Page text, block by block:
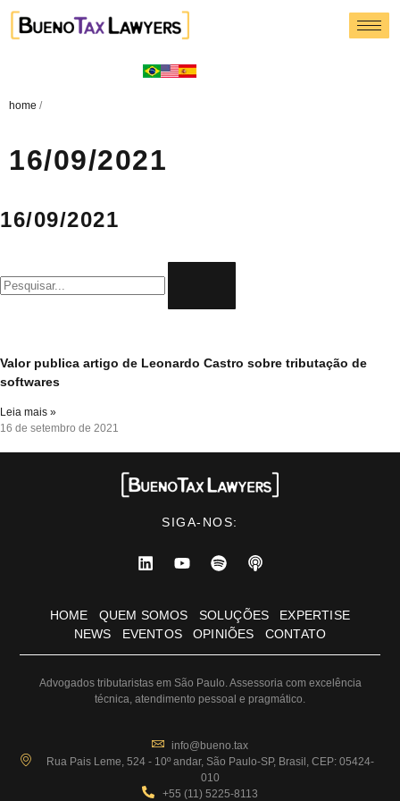
home /
16/09/2021
16/09/2021
Valor publica artigo de Leonardo Castro sobre tributação de
softwares
Leia mais »
16 de setembro de 2021
SIGA-NOS:
HOME QUEM SOMOS SOLUÇÕES
EXPERTISE
NEWS
EVENTOS OPINIÕES CONTATO
Advogados tributaristas em São Paulo. Assessoria com excelência
técnica, atendimento pessoal e pragmático.
info@bueno.tax
Rua Pais Leme, 524 - 10º andar, São Paulo-SP, Brasil, CEP: 05424-
010
+55 (11) 5225-8113